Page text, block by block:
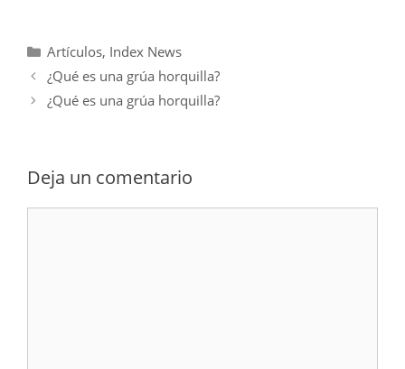
Categorías
Artículos, Index News
¿Qué es una grúa horquilla?
¿Qué es una grúa horquilla?
Deja un comentario